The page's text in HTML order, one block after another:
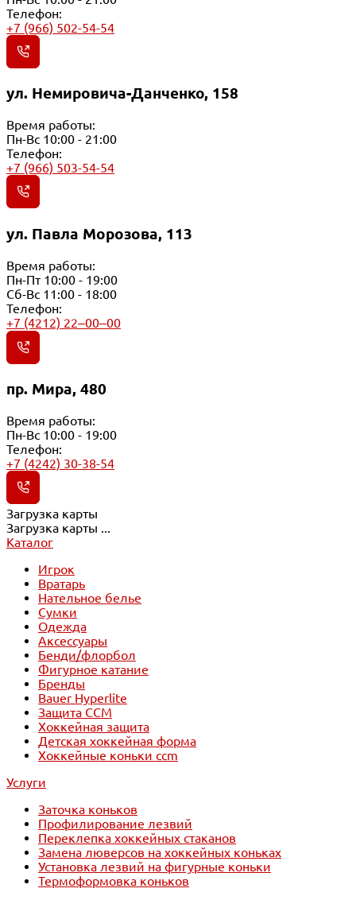
Телефон:
+7 (966) 502-54-54
ул. Немировича-Данченко, 158
Время работы:
Пн-Вс 10:00 - 21:00
Телефон:
+7 (966) 503-54-54
ул. Павла Морозова, 113
Время работы:
Пн-Пт 10:00 - 19:00
Сб-Вс 11:00 - 18:00
Телефон:
+7 (4212) 22‒00‒00
пр. Мира, 480
Время работы:
Пн-Вс 10:00 - 19:00
Телефон:
+7 (4242) 30-38-54
Загрузка карты
Загрузка карты ...
Каталог
Игрок
Вратарь
Нательное белье
Сумки
Одежда
Аксессуары
Бенди/флорбол
Фигурное катание
Бренды
Bauer Hyperlite
Защита CCM
Хоккейная защита
Детская хоккейная форма
Хоккейные коньки ccm
Услуги
Заточка коньков
Профилирование лезвий
Переклепка хоккейных стаканов
Замена люверсов на хоккейных коньках
Установка лезвий на фигурные коньки
Термоформовка коньков